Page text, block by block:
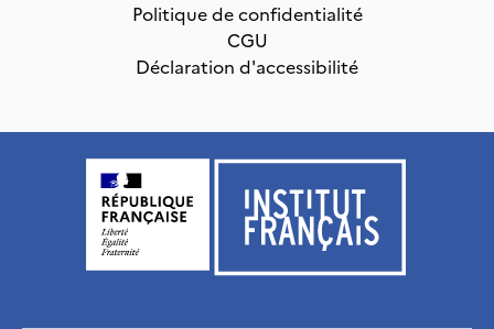
Politique de confidentialité
CGU
Déclaration d'accessibilité